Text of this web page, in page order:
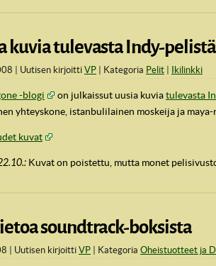
kuvia tulevasta Indy-pelistä
Uutisen kirjoitti VP Kategoria Pelit Ikilinkki
-blogi on julkaissut uusia kuviatulevasta
yhteyskone, istanbulilainen moskeija ja
kuvat
Kuvat on poistettu, mutta monet
soundtrack-boksista
Uutisen kirjoitti VP Kategoria Oheistuotteet ja